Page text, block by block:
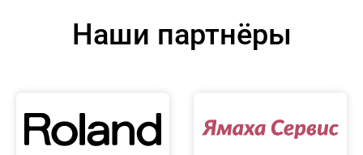
Наши партнёры